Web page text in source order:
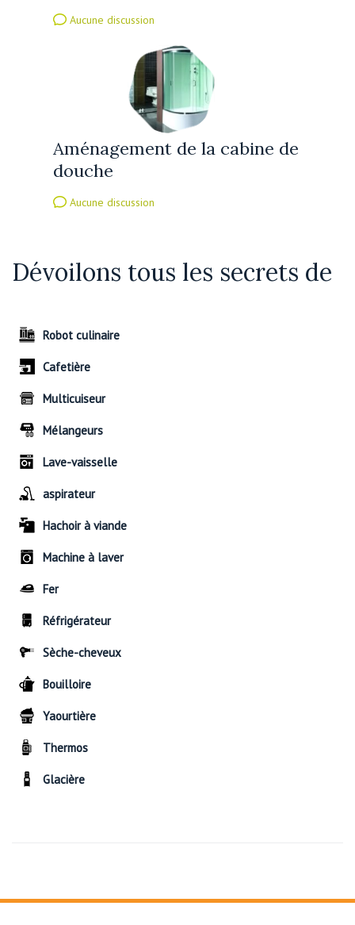
Aucune discussion
Aménagement de la cabine de
douche
Aucune discussion
Dévoilons tous les secrets de
Robot culinaire
Cafetière
Multicuiseur
Mélangeurs
Lave-vaisselle
aspirateur
Hachoir à viande
Machine à laver
Fer
Réfrigérateur
Sèche-cheveux
Bouilloire
Yaourtière
Thermos
Glacière